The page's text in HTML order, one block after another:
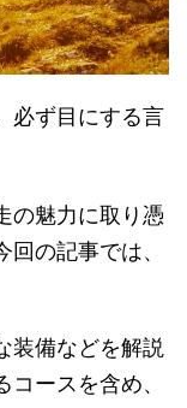
必ず目にする言
の魅力に取り憑
の記事では、
装備などを解説
ースを含め、